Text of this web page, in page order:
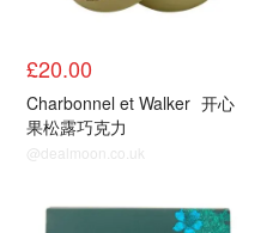
£20.00
Charbonnel et Walker 开心
果松露巧克力
@dealmoon.co.uk